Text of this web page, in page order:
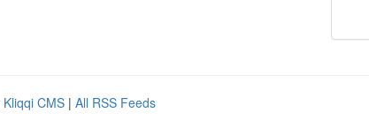
Kliqqi CMS | All RSS Feeds